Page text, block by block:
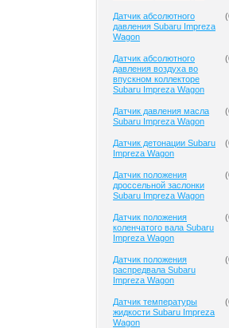
Датчик абсолютного
давления Subaru Impreza
Wagon
(
Датчик абсолютного
давления воздуха во
впускном коллекторе
Subaru Impreza Wagon
(
Датчик давления масла
Subaru Impreza Wagon
(
Датчик детонации Subaru
Impreza Wagon
(
Датчик положения
дроссельной заслонки
Subaru Impreza Wagon
(
Датчик положения
коленчатого вала Subaru
Impreza Wagon
(
Датчик положения
распредвала Subaru
Impreza Wagon
(
Датчик температуры
жидкости Subaru Impreza
Wagon
(